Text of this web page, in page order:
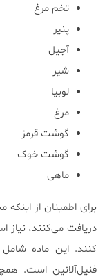
تخم مرغ
پنیر
آجیل
شیر
لوبیا
مرغ
گوشت قرمز
گوشت خوک
ماهی
برای اطمینان از اینکه
کنند. این ماده
فنیل‌آلانین است.